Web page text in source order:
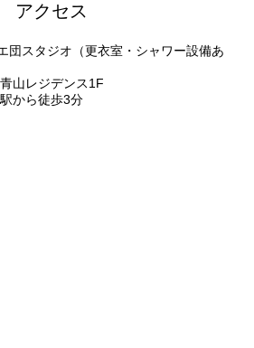
アクセス
団スタジオ（更衣室・シャワー設備あ
山レジデンス1F
から徒歩3分